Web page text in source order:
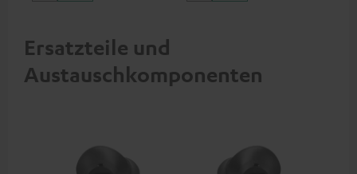
Ersatzteile und
Austauschkomponenten